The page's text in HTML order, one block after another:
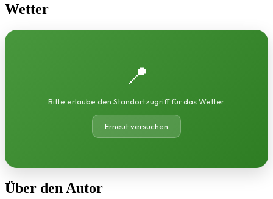
Wetter
📍
Bitte erlaube den Standortzugriff für das Wetter.
Erneut versuchen
Über den Autor